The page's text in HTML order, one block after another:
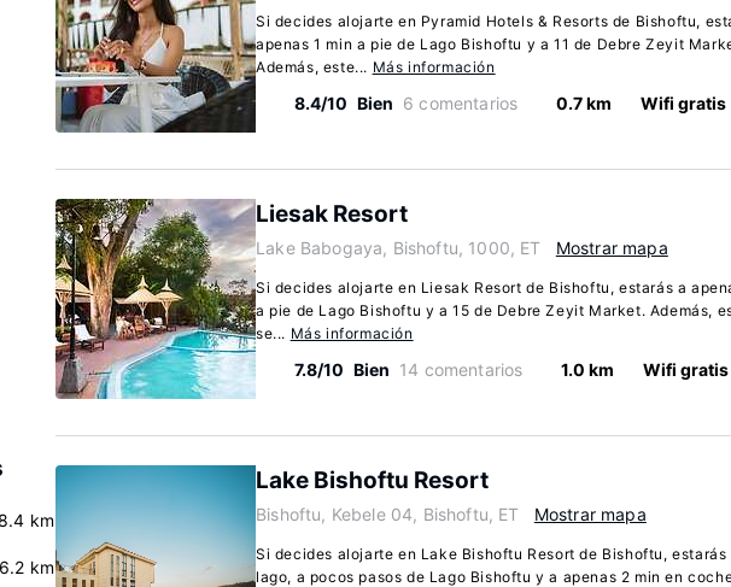
km
km
Si decides alojarte en Pyramid Hotels & Resorts de Bishoftu,
apenas 1 min a pie de Lago Bishoftu y a 11 de Debre Zeyit
Además, este... Más información
8.4/10 Bien 6 comentarios 0.7 km Wifi gratis
Liesak Resort
Lake Babogaya, Bishoftu, 1000, ET Mostrar mapa
Si decides alojarte en Liesak Resort de Bishoftu, estarás a
a pie de Lago Bishoftu y a 15 de Debre Zeyit Market. Además,
se... Más información
7.8/10 Bien 14 comentarios 1.0 km Wifi gratis
Lake Bishoftu Resort
Bishoftu, Kebele 04, Bishoftu, ET Mostrar mapa
Si decides alojarte en Lake Bishoftu Resort de Bishoftu, estarás
lago, a pocos pasos de Lago Bishoftu y a apenas 2 min en